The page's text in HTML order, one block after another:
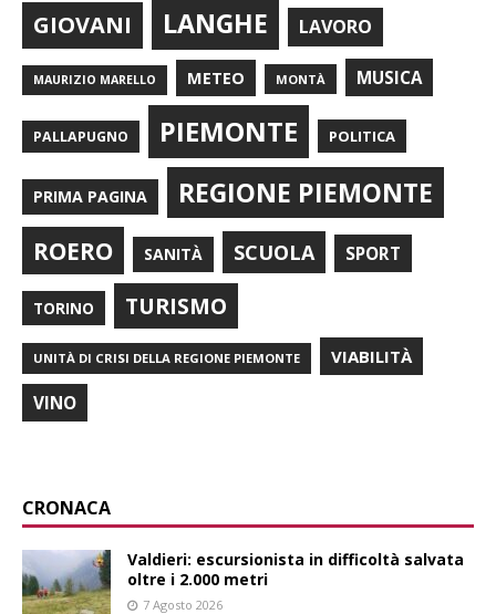
GIOVANI LANGHE LAVORO
MAURIZIO MARELLO METEO MONTÀ MUSICA
PALLAPUGNO PIEMONTE POLITICA
PRIMA PAGINA REGIONE PIEMONTE
ROERO SANITÀ SCUOLA SPORT
TORINO TURISMO
UNITÀ DI CRISI DELLA REGIONE PIEMONTE VIABILITÀ
VINO
CRONACA
Valdieri: escursionista in difficoltà salvata
oltre i 2.000 metri
7 Agosto 2026